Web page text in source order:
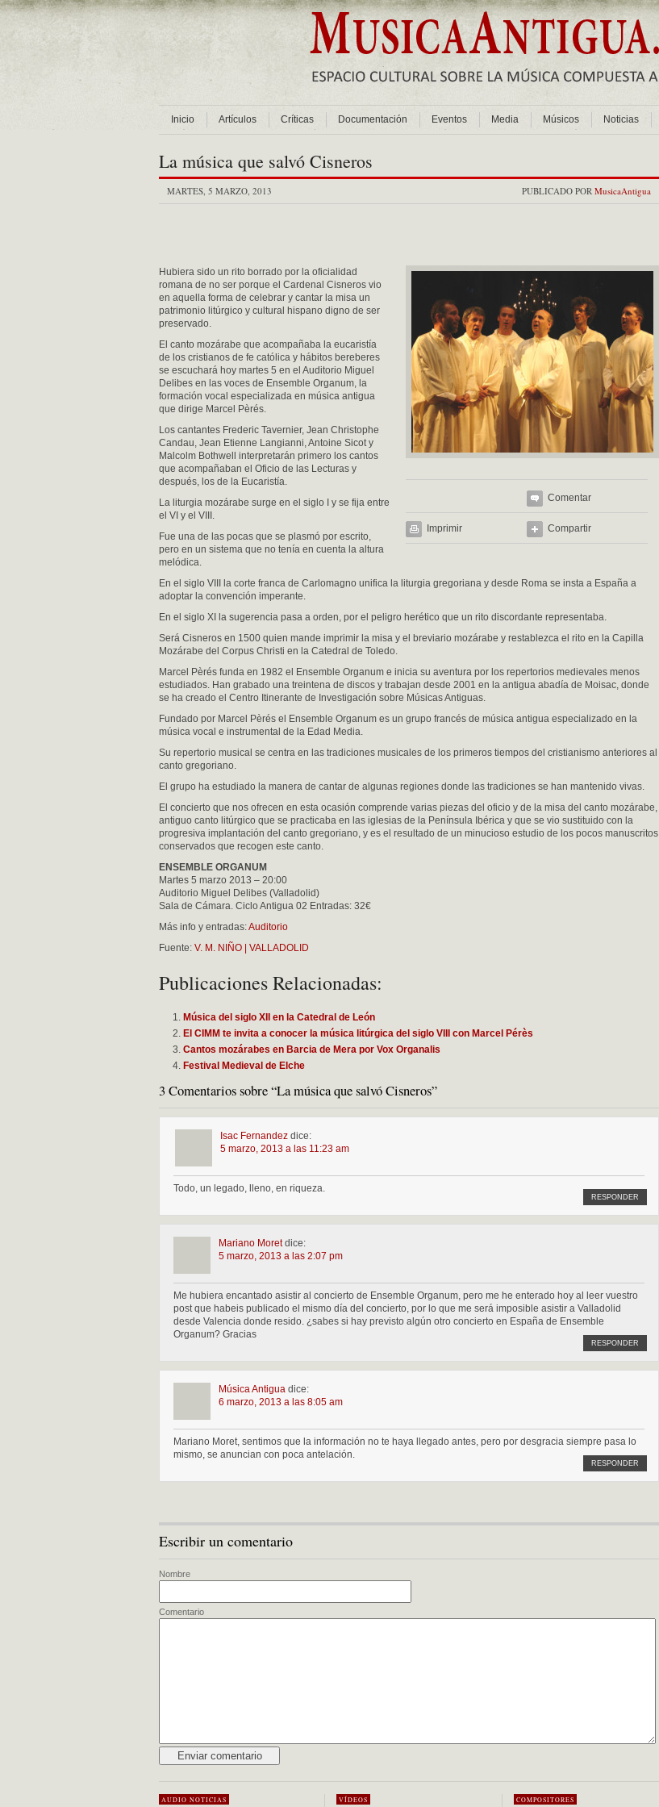
Inicio Artículos Críticas Documentación Eventos Media Músicos Noticias
La música que salvó Cisneros
PUBLICADO POR MusicaAntigua
MARTES, 5 MARZO, 2013
Comentar
Imprimir Compartir
Hubiera sido un rito borrado por la oficialidad
romana de no ser porque el Cardenal Cisneros vio
en aquella forma de celebrar y cantar la misa un
patrimonio litúrgico y cultural hispano digno de ser
preservado.
El canto mozárabe que acompañaba la eucaristía
de los cristianos de fe católica y hábitos bereberes
se escuchará hoy martes 5 en el Auditorio Miguel
Delibes en las voces de Ensemble Organum, la
formación vocal especializada en música antigua
que dirige Marcel Pèrés.
Los cantantes Frederic Tavernier, Jean Christophe
Candau, Jean Etienne Langianni, Antoine Sicot y
Malcolm Bothwell interpretarán primero los cantos
que acompañaban el Oficio de las Lecturas y
después, los de la Eucaristía.
La liturgia mozárabe surge en el siglo I y se fija entre
el VI y el VIII.
Fue una de las pocas que se plasmó por escrito,
pero en un sistema que no tenía en cuenta la altura
melódica.
En el siglo VIII la corte franca de Carlomagno unifica la liturgia gregoriana y desde Roma se insta a España a
adoptar la convención imperante.
En el siglo XI la sugerencia pasa a orden, por el peligro herético que un rito discordante representaba.
Será Cisneros en 1500 quien mande imprimir la misa y el breviario mozárabe y restablezca el rito en la Capilla
Mozárabe del Corpus Christi en la Catedral de Toledo.
Marcel Pèrés funda en 1982 el Ensemble Organum e inicia su aventura por los repertorios medievales menos
estudiados. Han grabado una treintena de discos y trabajan desde 2001 en la antigua abadía de Moisac, donde
se ha creado el Centro Itinerante de Investigación sobre Músicas Antiguas.
Fundado por Marcel Pèrés el Ensemble Organum es un grupo francés de música antigua especializado en la
música vocal e instrumental de la Edad Media.
Su repertorio musical se centra en las tradiciones musicales de los primeros tiempos del cristianismo anteriores al
canto gregoriano.
El grupo ha estudiado la manera de cantar de algunas regiones donde las tradiciones se han mantenido vivas.
El concierto que nos ofrecen en esta ocasión comprende varias piezas del oficio y de la misa del canto mozárabe,
antiguo canto litúrgico que se practicaba en las iglesias de la Península Ibérica y que se vio sustituido con la
progresiva implantación del canto gregoriano, y es el resultado de un minucioso estudio de los pocos manuscritos
conservados que recogen este canto.
ENSEMBLE ORGANUM
Martes 5 marzo 2013 – 20:00
Auditorio Miguel Delibes (Valladolid)
Sala de Cámara. Ciclo Antigua 02 Entradas: 32€
Más info y entradas:Auditorio
Fuente: V. M. NIÑO | VALLADOLID
Publicaciones Relacionadas:
Música del siglo XII en la Catedral de León
El CIMM te invita a conocer la música litúrgica del siglo VIII con Marcel Pérès
Cantos mozárabes en Barcia de Mera por Vox Organalis
Festival Medieval de Elche
3 Comentarios sobre “La música que salvó Cisneros”
Isac Fernandez dice:
5 marzo, 2013 a las 11:23 am
Todo, un legado, lleno, en riqueza.
RESPONDER
Mariano Moret dice:
5 marzo, 2013 a las 2:07 pm
Me hubiera encantado asistir al concierto de Ensemble Organum, pero me he enterado hoy al leer vuestro
post que habeis publicado el mismo día del concierto, por lo que me será imposible asistir a Valladolid
desde Valencia donde resido. ¿sabes si hay previsto algún otro concierto en España de Ensemble
Organum? Gracias
RESPONDER
Música Antigua dice:
6 marzo, 2013 a las 8:05 am
Mariano Moret, sentimos que la información no te haya llegado antes, pero por desgracia siempre pasa lo
mismo, se anuncian con poca antelación.
RESPONDER
Escribir un comentario
Nombre
Comentario
AUDIO NOTICIAS VÍDEOS COMPOSITORES